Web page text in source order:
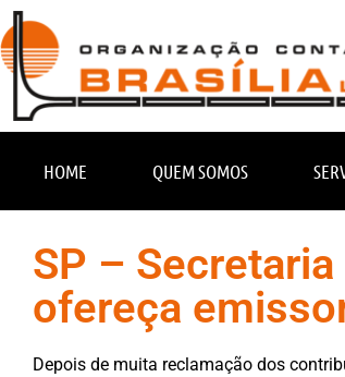
HOME QUEM SOMOS
SP –
ofereça
Depois de muita reclamação dos